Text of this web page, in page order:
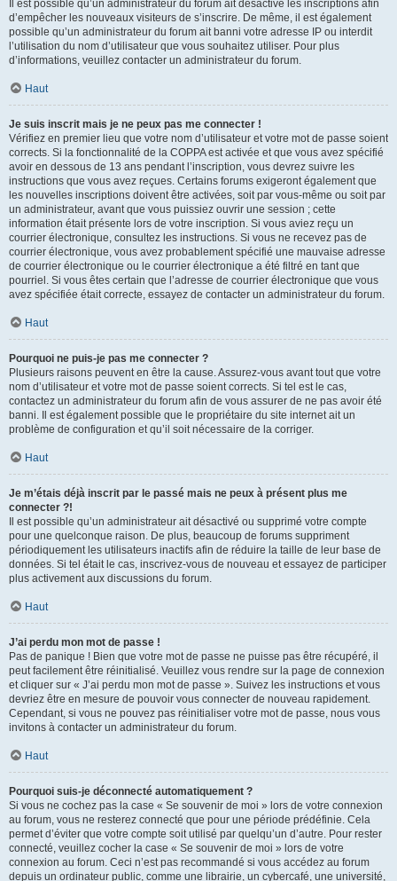
Il est possible qu’un administrateur du forum ait désactivé les inscriptions afin
d’empêcher les nouveaux visiteurs de s’inscrire. De même, il est également
possible qu’un administrateur du forum ait banni votre adresse IP ou interdit
l’utilisation du nom d’utilisateur que vous souhaitez utiliser. Pour plus
d’informations, veuillez contacter un administrateur du forum.
Haut
Je suis inscrit mais je ne peux pas me connecter !
Vérifiez en premier lieu que votre nom d’utilisateur et votre mot de passe soient
corrects. Si la fonctionnalité de la COPPA est activée et que vous avez spécifié
avoir en dessous de 13 ans pendant l’inscription, vous devrez suivre les
instructions que vous avez reçues. Certains forums exigeront également que
les nouvelles inscriptions doivent être activées, soit par vous-même ou soit par
un administrateur, avant que vous puissiez ouvrir une session ; cette
information était présente lors de votre inscription. Si vous aviez reçu un
courrier électronique, consultez les instructions. Si vous ne recevez pas de
courrier électronique, vous avez probablement spécifié une mauvaise adresse
de courrier électronique ou le courrier électronique a été filtré en tant que
pourriel. Si vous êtes certain que l’adresse de courrier électronique que vous
avez spécifiée était correcte, essayez de contacter un administrateur du forum.
Haut
Pourquoi ne puis-je pas me connecter ?
Plusieurs raisons peuvent en être la cause. Assurez-vous avant tout que votre
nom d’utilisateur et votre mot de passe soient corrects. Si tel est le cas,
contactez un administrateur du forum afin de vous assurer de ne pas avoir été
banni. Il est également possible que le propriétaire du site internet ait un
problème de configuration et qu’il soit nécessaire de la corriger.
Haut
Je m’étais déjà inscrit par le passé mais ne peux à présent plus me
connecter ?!
Il est possible qu’un administrateur ait désactivé ou supprimé votre compte
pour une quelconque raison. De plus, beaucoup de forums suppriment
périodiquement les utilisateurs inactifs afin de réduire la taille de leur base de
données. Si tel était le cas, inscrivez-vous de nouveau et essayez de participer
plus activement aux discussions du forum.
Haut
J’ai perdu mon mot de passe !
Pas de panique ! Bien que votre mot de passe ne puisse pas être récupéré, il
peut facilement être réinitialisé. Veuillez vous rendre sur la page de connexion
et cliquer sur « J’ai perdu mon mot de passe ». Suivez les instructions et vous
devriez être en mesure de pouvoir vous connecter de nouveau rapidement.
Cependant, si vous ne pouvez pas réinitialiser votre mot de passe, nous vous
invitons à contacter un administrateur du forum.
Haut
Pourquoi suis-je déconnecté automatiquement ?
Si vous ne cochez pas la case « Se souvenir de moi » lors de votre connexion
au forum, vous ne resterez connecté que pour une période prédéfinie. Cela
permet d’éviter que votre compte soit utilisé par quelqu’un d’autre. Pour rester
connecté, veuillez cocher la case « Se souvenir de moi » lors de votre
connexion au forum. Ceci n’est pas recommandé si vous accédez au forum
depuis un ordinateur public, comme une librairie, un cybercafé, une université,